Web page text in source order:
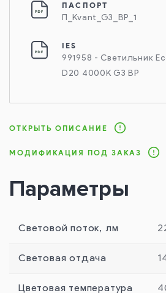
ПАСПОРТ
П_Kvant_G3_BP_1
IES
991958 - Светильник
D20 4000K G3 BP
ОТКРЫТЬ ОПИСАНИЕ
МОДИФИКАЦИЯ ПОД ЗАКАЗ
Параметры
Световой поток, лм
Световая отдача
Цветовая температура